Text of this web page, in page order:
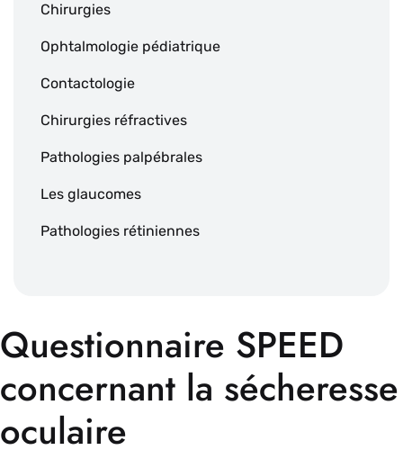
Chirurgies
Ophtalmologie pédiatrique
Contactologie
Chirurgies réfractives
Pathologies palpébrales
Les glaucomes
Pathologies rétiniennes
Questionnaire SPEED
concernant la sécheresse
oculaire